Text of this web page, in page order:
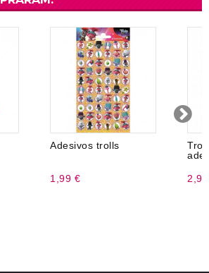
Adesivos trolls
1,99 €